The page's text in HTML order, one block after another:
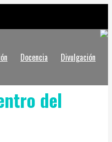
Docencia Divulgación
del